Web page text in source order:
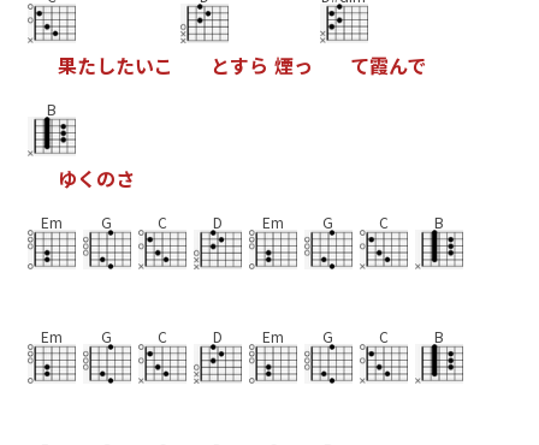
果たしたいこ とすら 煙っ て霞んで
B
ゆく のさ
Em G C D Em G C B
Em G C D Em G C B